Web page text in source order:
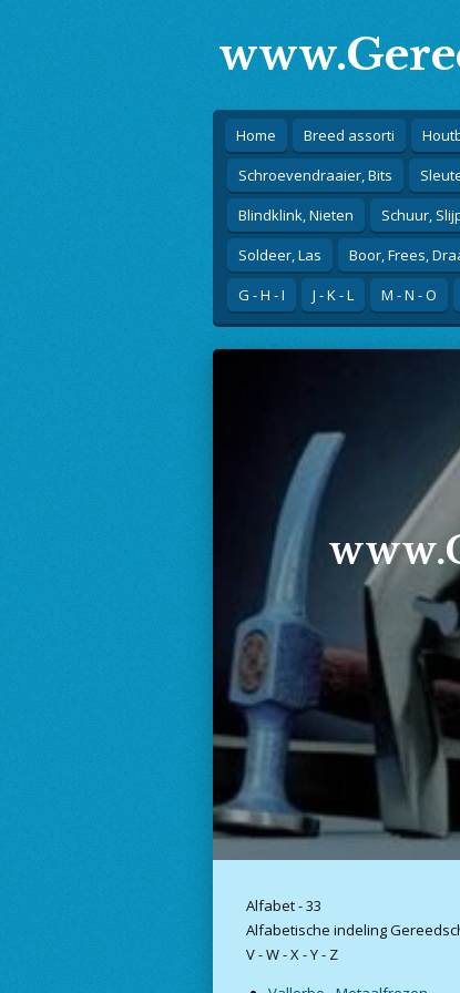
Home Breed assorti
Schroevendraaier, Bits
Blindklink, Nieten
Schuur,
Soldeer, Las
Boor, Frees,
G - H - I
J - K - L M - N - O
Alfabet - 33
Alfabetische indeling
V - W - X - Y - Z